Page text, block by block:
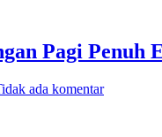
Pagi Penuh
ada komentar